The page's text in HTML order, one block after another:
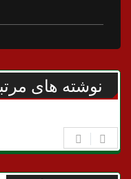
نوشته های